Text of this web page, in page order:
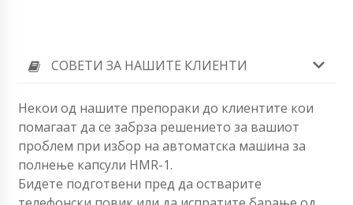
СОВЕТИ ЗА НАШИТЕ КЛИЕНТИ
Некои од нашите препораки до клиентите кои
помагаат да се забрза решението за вашиот
проблем при избор на автоматска машина за
полнење капсули HMR-1.
Бидете подготвени пред да остварите